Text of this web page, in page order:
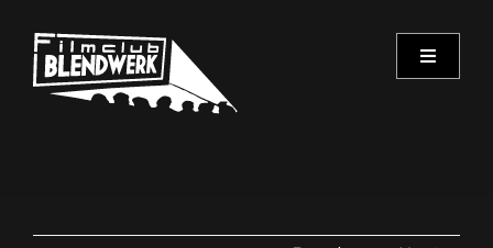
content
Toggle